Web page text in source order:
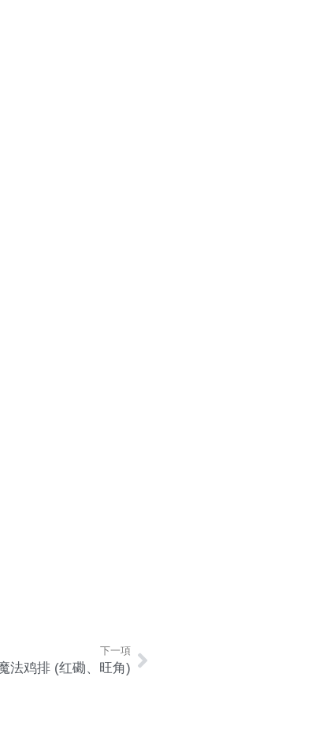
下一項
法鸡排 (红磡、旺角)